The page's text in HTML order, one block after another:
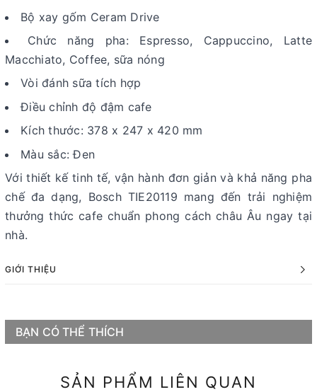
Bộ xay gốm Ceram Drive
Chức năng pha: Espresso, Cappuccino, Latte
Macchiato, Coffee, sữa nóng
Vòi đánh sữa tích hợp
Điều chỉnh độ đậm cafe
Kích thước: 378 x 247 x 420 mm
Màu sắc: Đen
Với thiết kế tinh tế, vận hành đơn giản và khả năng pha
chế đa dạng, Bosch TIE20119 mang đến trải nghiệm
thưởng thức cafe chuẩn phong cách châu Âu ngay tại
nhà.
GIỚI THIỆU
BẠN CÓ THỂ THÍCH
SẢN PHẨM LIÊN QUAN